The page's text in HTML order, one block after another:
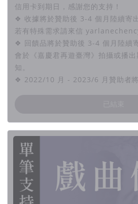
信用卡到期日，感謝您的支持！
❖ 收據將於贊助後 3-4 個月陸續寄
若有特殊需求請來信
❖ 回饋品將於贊助後 3-4 個月陸續
會於《嘉慶君再遊臺灣》拍攝或播
知。
❖ 2022/10 月 - 2023/6 月贊助者將